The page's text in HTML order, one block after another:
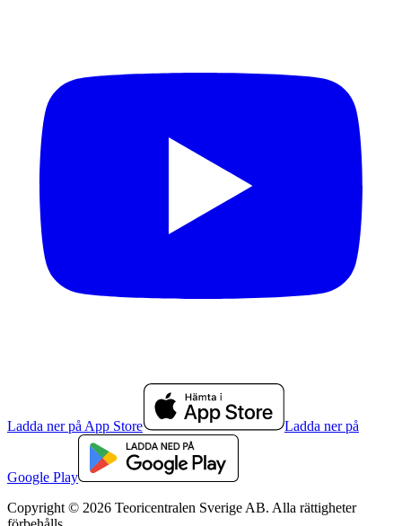
Ladda ner på App Store Ladda ner på
Google Play
Copyright © 2026 Teoricentralen Sverige AB. Alla rättigheter